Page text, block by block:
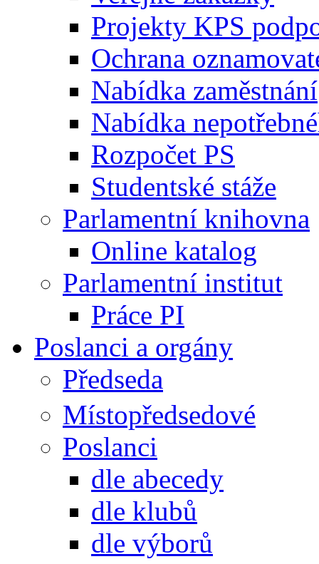
Projekty KPS
Ochrana
Nabídka zaměstnání
Nabídka
Rozpočet PS
Studentské stáže
Parlamentní knihovna
Online katalog
Parlamentní institut
Práce PI
Poslanci a orgány
Předseda
Místopředsedové
Poslanci
dle abecedy
dle klubů
dle výborů